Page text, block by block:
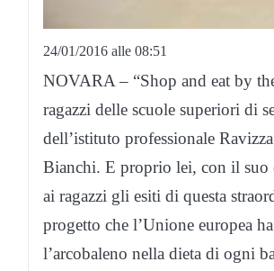
24/01/2016 alle 08:51
NOVARA – “Shop and eat by
ragazzi delle scuole superiori di
dell’istituto professionale
Bianchi. E proprio lei, con il suo
ai ragazzi gli esiti di questa
progetto che l’Unione europea
l’arcobaleno nella dieta di ogni